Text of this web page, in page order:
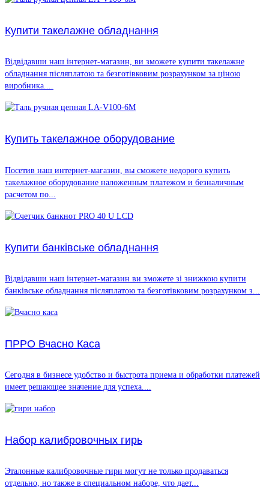
Купити такелажне обладнання
Відвідавши наш інтернет-магазин, ви зможете купити такелажне
обладнання післяплатою та безготівковим розрахунком за ціною
виробника....
Купить такелажное оборудование
Посетив наш интернет-магазин, вы сможете недорого купить
такелажное оборудование наложенным платежом и безналичным
расчетом по...
Купити банківське обладнання
Відвідавши наш інтернет-магазин ви зможете зі знижкою купити
банківське обладнання післяплатою та безготівковим розрахунком з...
ПРРО Вчасно Каса
Сегодня в бизнесе удобство и быстрота приема и обработки платежей
имеет решающее значение для успеха....
Набор калибровочных гирь
Эталонные калибровочные гири могут не только продаваться
отдельно, но также в специальном наборе, что дает...